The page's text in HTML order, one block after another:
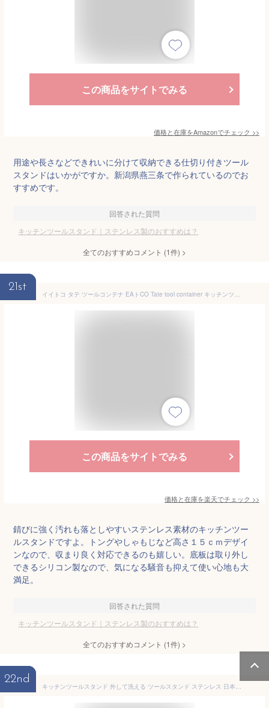
この商品をサイトでみる
価格と在庫をAmazonでチェック >>
用途や長さなどできれいに分けて収納できる仕切り付きツール
スタンドはいかがですか。新潟県燕三条で作られているのでお
すすめです。
回答された質問
キッチンツールスタンド｜ステンレス製のおすすめは？
全てのおすすめコメント (1件) >
21st
イイトコ タテ ツールコンテナ EAトCO Tate tool container キッチンツールスタンド ステンレス おしゃれ ツールスタンド キッチン 底が取れる ツールスタンド 底 はずせる 燕三条 食洗機対応 スリム 日本製 ヨシカワ キッチンツール 調理道具立て 収納
この商品をサイトでみる
価格と在庫を楽天でチェック >>
錆びに強く汚れも落としやすいステンレス素材のキッチンツー
ルスタンドですよ。トングやしゃもじなど高さ１５ｃｍデザイ
ンなので、収まり良く対応できるのも嬉しい。底板は取り外し
できるシリコン製なので、気になる騒音も抑えて使い心地も大
満足。
回答された質問
キッチンツールスタンド｜ステンレス製のおすすめは？
全てのおすすめコメント (1件) >
22nd
キッチンツールスタンド 外して洗える ツールスタンド ステンレス 日本製 （ ステンレス 日本製 ツールスタンド キッチンツール立て カトラリースタンド キッチン収納 キッチンツールホルダー キッチンツール入れ 箸立て カトラリー ）